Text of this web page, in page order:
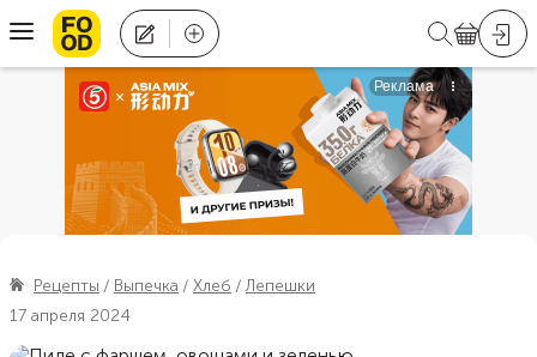
Рецепты Выпечка Хлеб
Лепешки
17 апреля 2024